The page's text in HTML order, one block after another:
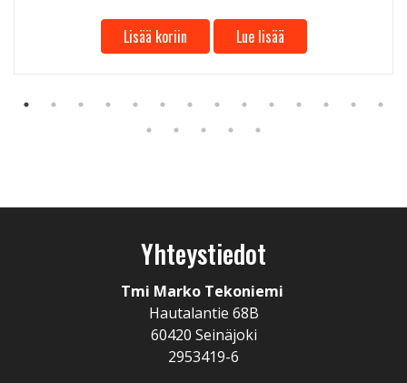
Lisää koriin Lue lisää
Yhteystiedot
Tmi Marko Tekoniemi
Hautalantie 68B
60420 Seinäjoki
2953419-6